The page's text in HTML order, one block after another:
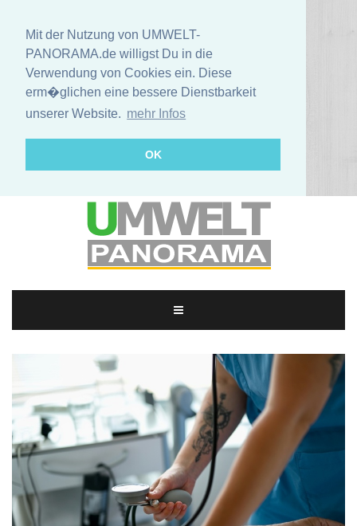
Mit der Nutzung von UMWELT-
PANORAMA.de willigst Du in die
Verwendung von Cookies ein. Diese
erm�glichen eine bessere Dienstbarkeit
unserer Website. mehr Infos
OK